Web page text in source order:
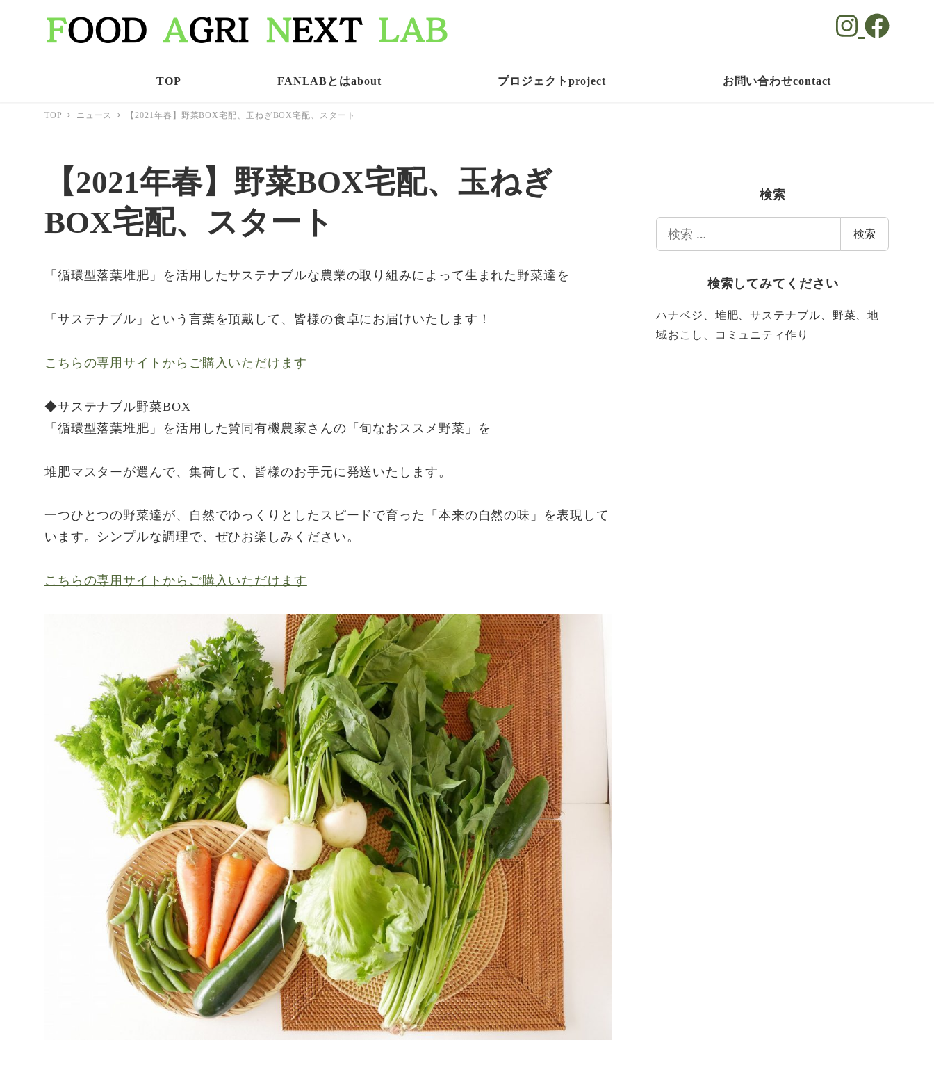
TOP FANLABとはabout プロジェクトproject お問い合わせcontact
TOP ニュース 【2021年春】野菜BOX宅配、玉ねぎBOX宅配、スタート
【2021年春】野菜BOX宅配、玉ねぎ
BOX宅配、スタート
「循環型落葉堆肥」を活用したサステナブルな農業の取り組みによって生まれた野菜達を
「サステナブル」という言葉を頂戴して、皆様の食卓にお届けいたします！
こちらの専用サイトからご購入いただけます
◆サステナブル野菜BOX
「循環型落葉堆肥」を活用した賛同有機農家さんの「旬なおススメ野菜」を
堆肥マスターが選んで、集荷して、皆様のお手元に発送いたします。
一つひとつの野菜達が、自然でゆっくりとしたスピードで育った「本来の自然の味」を表現して
います。シンプルな調理で、ぜひお楽しみください。
こちらの専用サイトからご購入いただけます
検索
索
検索
検索してみてください
ハナベジ、堆肥、サステナブル、野菜、地
域おこし、コミュニティ作り